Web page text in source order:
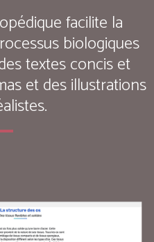
facilite la
biologiques
textes concis et
et des illustrations